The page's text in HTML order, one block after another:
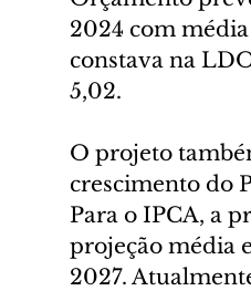
2024 com média
constava na
5,02.
O projeto
crescimento do
Para o IPCA, a
projeção média
2027.